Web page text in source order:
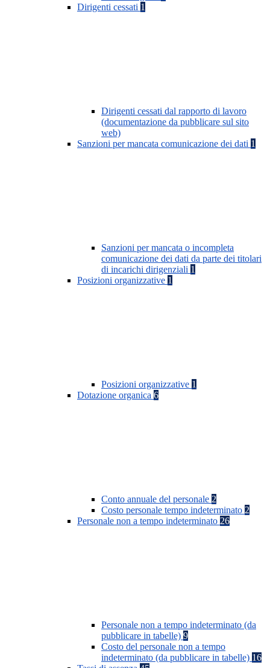
Dirigenti cessati 1
Dirigenti cessati dal rapporto di lavoro
(documentazione da pubblicare sul sito
web)
Sanzioni per mancata comunicazione dei dati 1
Sanzioni per mancata o incompleta
comunicazione dei dati da parte dei titolari
di incarichi dirigenziali 1
Posizioni organizzative 1
Posizioni organizzative 1
Dotazione organica 6
Conto annuale del personale 2
Costo personale tempo indeterminato 2
Personale non a tempo indeterminato 26
Personale non a tempo indeterminato (da
pubblicare in tabelle) 9
Costo del personale non a tempo
indeterminato (da pubblicare in tabelle) 16